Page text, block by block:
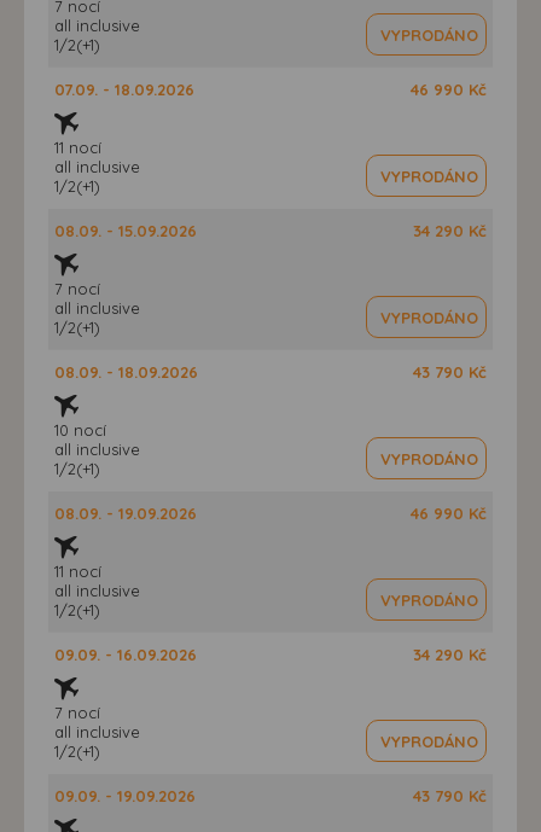
7 nocí
all inclusive
1/2(+1)
VYPRODÁNO
07.09. - 18.09.2026
11 nocí
all inclusive
1/2(+1)
46 990 Kč
VYPRODÁNO
08.09. - 15.09.2026
7 nocí
all inclusive
1/2(+1)
34 290 Kč
VYPRODÁNO
08.09. - 18.09.2026
10 nocí
all inclusive
1/2(+1)
43 790 Kč
VYPRODÁNO
08.09. - 19.09.2026
11 nocí
all inclusive
1/2(+1)
46 990 Kč
VYPRODÁNO
09.09. - 16.09.2026
7 nocí
all inclusive
1/2(+1)
34 290 Kč
VYPRODÁNO
09.09. - 19.09.2026 43 790 Kč